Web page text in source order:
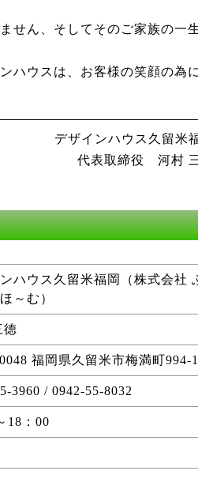
せん、そしてそのご家族の一
ハウスは、お客様の笑顔の為
デザインハウス久留米
代表取締役 河村
ハウス久留米福岡（株式会社
～む）
徳
福岡県久留米市梅満町994-1
3960 / 0942-55-8032
18：00